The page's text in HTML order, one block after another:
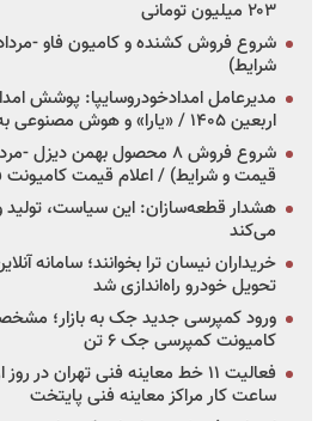
۲۰۳ میلیون تومانی
شرایط)
اربعین ۱۴۰۵ / «یارا» و هوش مصنوعی به خدمت زائران آمد
قیمت و شرایط) / اعلام قیمت کامیونت فورس ۳.۸
هشدار قطعه‌سازان: این سیاست، تولید و
می‌کند
خریداران نیسان ترا بخوانند؛ سامانه
تحویل خودرو راه‌اندازی شد
ورود کمپرسی جدید جک به بازار؛
کامیونت کمپرسی جک ۶ تن
فعالیت ۱۱ خط معاینه فنی تهران
ساعت کار مراکز معاینه فنی پایتخت